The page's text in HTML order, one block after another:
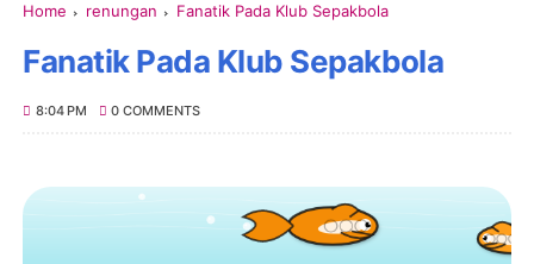
Home renungan Fanatik Pada Klub Sepakbola
Fanatik Pada Klub Sepakbola
8:04 PM 0 COMMENTS